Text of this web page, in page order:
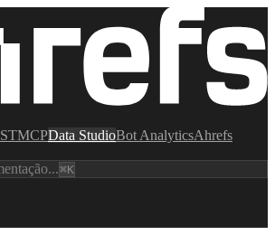
MCPData StudioBot AnalyticsAhrefs
⌘K